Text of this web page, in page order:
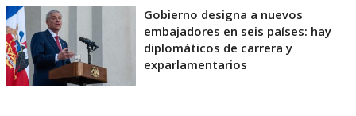
Gobierno designa a nuevos
embajadores en seis países: hay
diplomáticos de carrera y
exparlamentarios